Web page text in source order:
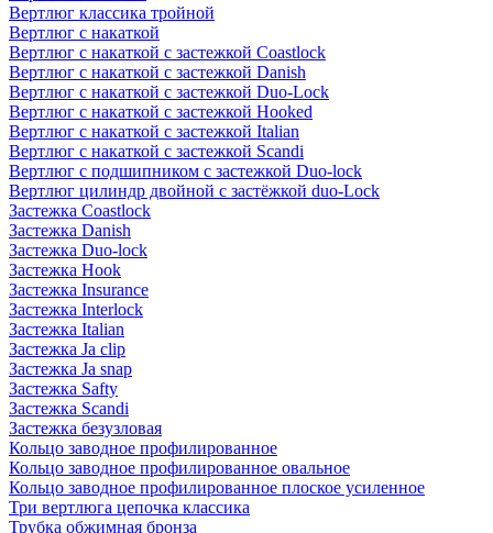
Вертлюг классика тройной
Вертлюг с накаткой
Вертлюг с накаткой с застежкой Coastlock
Вертлюг с накаткой с застежкой Danish
Вертлюг с накаткой с застежкой Duo-Lock
Вертлюг с накаткой с застежкой Hooked
Вертлюг с накаткой с застежкой Italian
Вертлюг с накаткой с застежкой Scandi
Вертлюг с подшипником с застежкой Duo-lock
Вертлюг цилиндр двойной с застёжкой duo-Lock
Застежка Coastlock
Застежка Danish
Застежка Duo-lock
Застежка Hook
Застежка Insurance
Застежка Interlock
Застежка Italian
Застежка Ja clip
Застежка Ja snap
Застежка Safty
Застежка Scandi
Застежка безузловая
Кольцо заводное профилированное
Кольцо заводное профилированное овальное
Кольцо заводное профилированное плоское усиленное
Три вертлюга цепочка классика
Трубка обжимная бронза